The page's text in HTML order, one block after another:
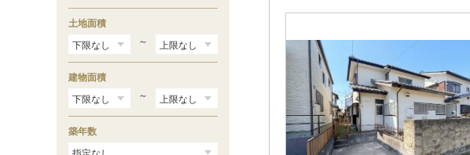
鷹の台（3）
めいわ
もねの里 （7）
たかおの杜
土地面積
～
建物面積
～
築年数